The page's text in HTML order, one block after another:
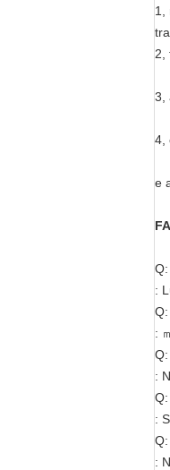
1,
2,
3,
4,
e
:
:
:
:
: